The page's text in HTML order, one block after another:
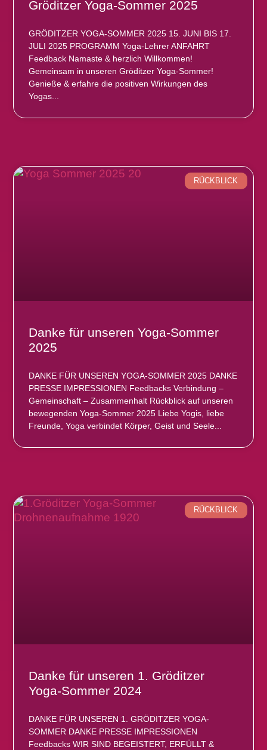
Gröditzer Yoga-Sommer 2025
GRÖDITZER YOGA-SOMMER 2025 15. JUNI BIS 17.
JULI 2025 PROGRAMM Yoga-Lehrer ANFAHRT
Feedback Namaste & herzlich Willkommen!
Gemeinsam in unseren Gröditzer Yoga-Sommer!
Genieße & erfahre die positiven Wirkungen des
Yogas
RÜCKBLICK
Danke für unseren Yoga-Sommer
2025
DANKE FÜR UNSEREN YOGA-SOMMER 2025 DANKE
PRESSE IMPRESSIONEN Feedbacks Verbindung –
Gemeinschaft – Zusammenhalt Rückblick auf unseren
bewegenden Yoga-Sommer 2025 Liebe Yogis, liebe
Freunde, Yoga verbindet Körper, Geist und Seele
RÜCKBLICK
Danke für unseren 1. Gröditzer
Yoga-Sommer 2024
DANKE FÜR UNSEREN 1. GRÖDITZER YOGA-
SOMMER DANKE PRESSE IMPRESSIONEN
Feedbacks WIR SIND BEGEISTERT, ERFÜLLT &